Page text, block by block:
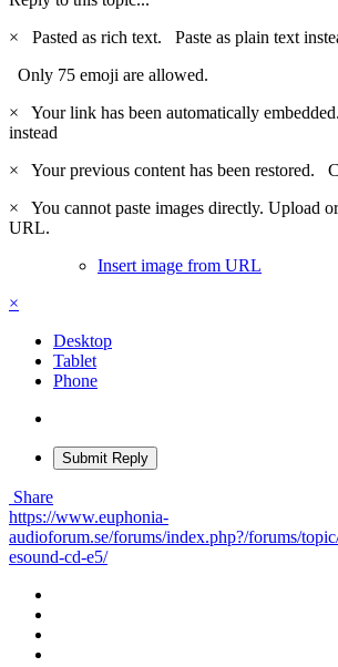
×
Pasted as rich text. Paste as plain text
Only 75 emoji are allowed.
×
Your link has been automatically
instead
×
Your previous content has been restored.
×
You cannot paste images directly. Upload
URL.
Insert image from URL
×
Desktop
Tablet
Phone
Submit Reply
Share
https://www.euphonia-
audioforum.se/forums/index.php?/forums/
esound-cd-e5/